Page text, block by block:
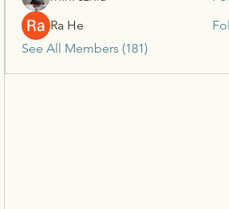
Ra He
See All Members (181)